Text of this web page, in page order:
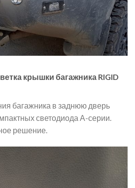
крышки багажника RIGID
багажника в заднюю дверь
светодиода А-серии.
решение.